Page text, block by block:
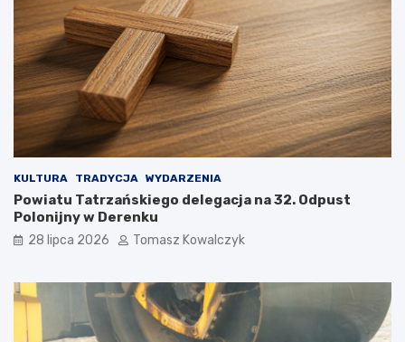
KULTURA TRADYCJA WYDARZENIA
Powiatu Tatrzańskiego delegacja na 32. Odpust
Polonijny w Derenku
28 lipca 2026 Tomasz Kowalczyk